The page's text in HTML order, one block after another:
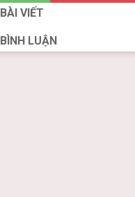
BÀI VIẾT
BÌNH LUẬN